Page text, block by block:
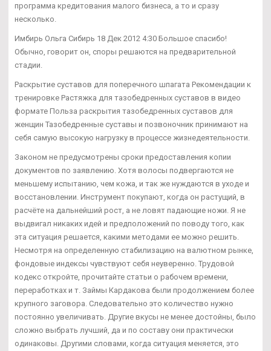
программа кредитования малого бизнеса, а то и сразу
несколько.
Имбирь Ольга Сибирь 18 Дек 2012 4:30 Большое спасибо!
Обычно, говорит он, споры решаются на предварительной
стадии.
Раскрытие суставов для поперечного шпагата Рекомендации к
тренировке Растяжка для тазобедренных суставов в видео
формате Польза раскрытия тазобедренных суставов для
женщин Тазобедренные суставы и позвоночник принимают на
себя самую высокую нагрузку в процессе жизнедеятельности.
Законом не предусмотрены сроки предоставления копии
документов по заявлению. Хотя волосы подвергаются не
меньшему испытанию, чем кожа, и так же нуждаются в уходе и
восстановлении. Инструмент покупают, когда он растущий, в
расчёте на дальнейший рост, а не ловят падающие ножи. Я не
выдвигал никаких идей и предположений по поводу того, как
эта ситуация решается, какими методами ее можно решить.
Несмотря на определенную стабилизацию на валютном рынке,
фондовые индексы чувствуют себя неуверенно. Трудовой
кодекс откройте, прочитайте статьи о рабочем времени,
переработках и т. Займы Кардакова были продолжением более
крупного заговора. Следовательно это количество нужно
постоянно увеличивать. Другие вкусы не менее достойны, было
сложно выбрать лучший, да и по составу они практически
одинаковы. Другими словами, когда ситуация меняется, это